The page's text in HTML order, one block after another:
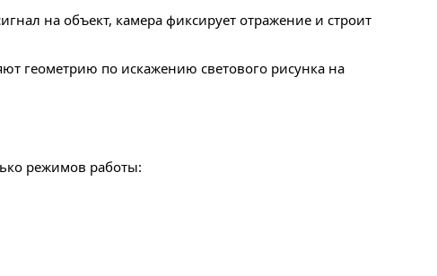
на объект, камера фиксирует отражение и строит
геометрию по искажению светового рисунка на
режимов работы: